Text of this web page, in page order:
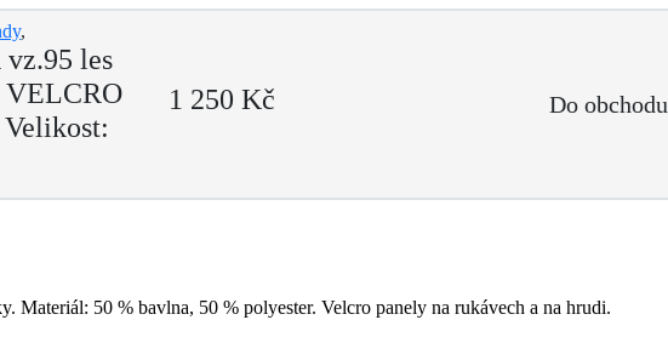
,
les
VELCRO
1 250 Kč Do obchodu
50 % bavlna, 50 % polyester. Velcro panely na rukávech a na hrudi.